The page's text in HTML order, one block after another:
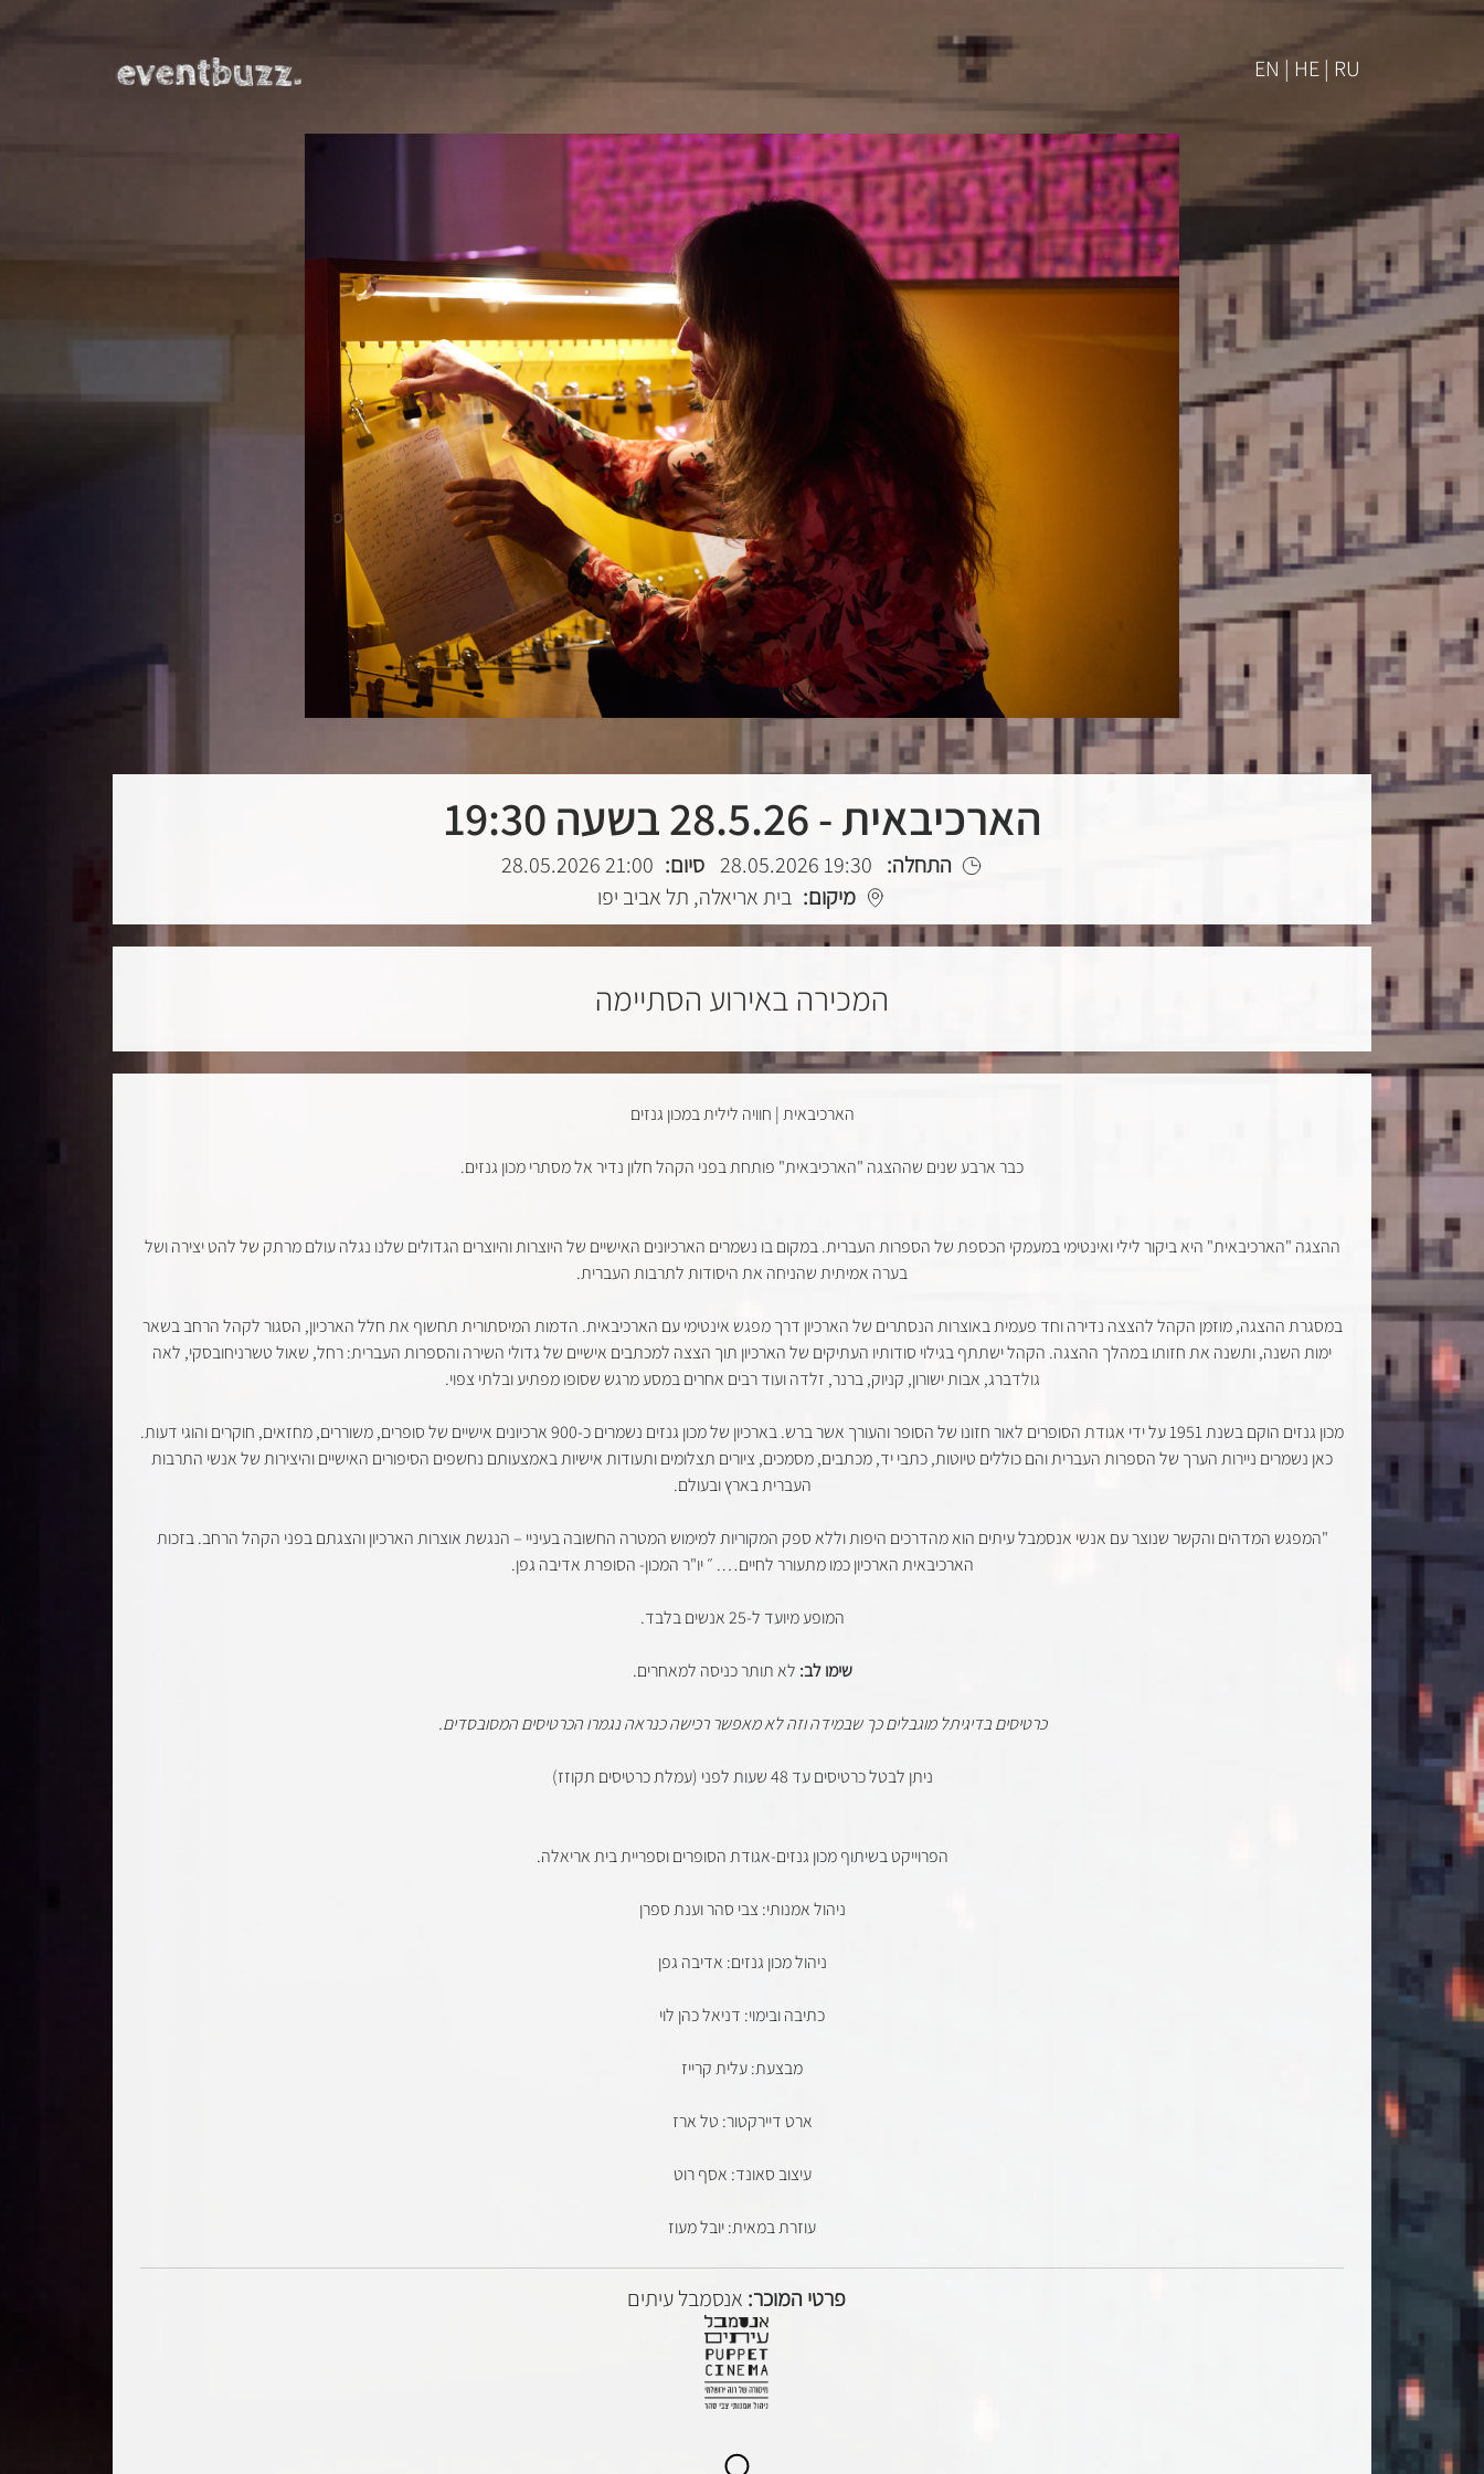
EN | HE | RU
הארכיבאית - 28.5.26 בשעה 19:30
התחלה: 19:30 28.05.2026 סיום: 21:00 28.05.2026
מיקום: בית אריאלה, תל אביב יפו
המכירה באירוע הסתיימה
הארכיבאית | חוויה לילית במכון גנזים
כבר ארבע שנים שההצגה "הארכיבאית" פותחת בפני הקהל חלון נדיר אל מסתרי מכון גנזים.
ההצגה "הארכיבאית" היא ביקור לילי ואינטימי במעמקי הכספת של הספרות העברית. במקום בו נשמרים הארכיונים האישיים של היוצרות והיוצרים הגדולים שלנו נגלה עולם מרתק של להט יצירה ושל
בערה אמיתית שהניחה את היסודות לתרבות העברית.
במסגרת ההצגה, מוזמן הקהל להצצה נדירה וחד פעמית באוצרות הנסתרים של הארכיון דרך מפגש אינטימי עם הארכיבאית. הדמות המיסתורית תחשוף את חלל הארכיון, הסגור לקהל הרחב בשאר
ימות השנה, ותשנה את חזותו במהלך ההצגה. הקהל ישתתף בגילוי סודותיו העתיקים של הארכיון תוך הצצה למכתבים אישיים של גדולי השירה והספרות העברית: רחל, שאול טשרניחובסקי, לאה
גולדברג, אבות ישורון, קניוק, ברנר, זלדה ועוד רבים אחרים במסע מרגש שסופו מפתיע ובלתי צפוי.
מכון גנזים הוקם בשנת 1951 על ידי אגודת הסופרים לאור חזונו של הסופר והעורך אשר ברש. בארכיון של מכון גנזים נשמרים כ-900 ארכיונים אישיים של סופרים, משוררים, מחזאים, חוקרים והוגי דעות.
כאן נשמרים ניירות הערך של הספרות העברית והם כוללים טיוטות, כתבי יד, מכתבים, מסמכים, ציורים תצלומים ותעודות אישיות באמצעותם נחשפים הסיפורים האישיים והיצירות של אנשי התרבות
העברית בארץ ובעולם.
"המפגש המדהים והקשר שנוצר עם אנשי אנסמבל עיתים הוא מהדרכים היפות וללא ספק המקוריות למימוש המטרה החשובה בעיניי – הנגשת אוצרות הארכיון והצגתם בפני הקהל הרחב. בזכות
הארכיבאית הארכיון כמו מתעורר לחיים…. ״ יו"ר המכון- הסופרת אדיבה גפן.
המופע מיועד ל-25 אנשים בלבד.
שימו לב: לא תותר כניסה למאחרים.
כרטיסים בדיגיתל מוגבלים כך שבמידה וזה לא מאפשר רכישה כנראה נגמרו הכרטיסים המסובסדים.
ניתן לבטל כרטיסים עד 48 שעות לפני (עמלת כרטיסים תקוזז)
הפרוייקט בשיתוף מכון גנזים-אגודת הסופרים וספריית בית אריאלה.
ניהול אמנותי: צבי סהר וענת ספרן
ניהול מכון גנזים: אדיבה גפן
כתיבה ובימוי: דניאל כהן לוי
מבצעת: עלית קרייז
ארט דיירקטור: טל ארז
עיצוב סאונד: אסף רוט
עוזרת במאית: יובל מעוז
פרטי המוכר: אנסמבל עיתים